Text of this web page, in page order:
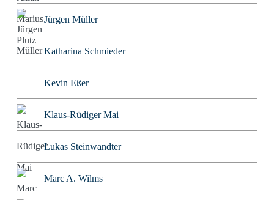
Jürgen Müller
Katharina Schmieder
Kevin Eßer
Klaus-Rüdiger Mai
Lukas Steinwandter
Marc A. Wilms